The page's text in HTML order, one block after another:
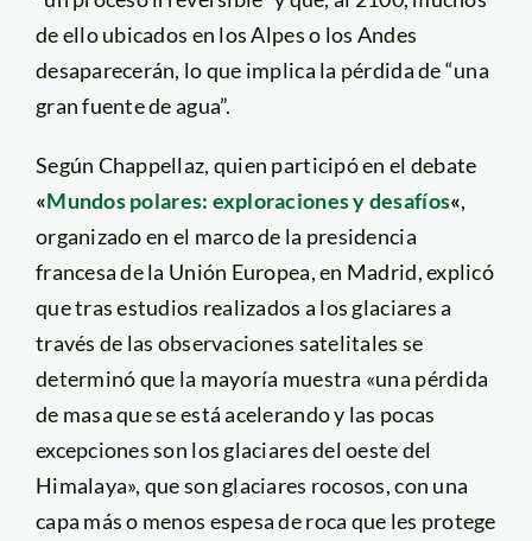
de ello ubicados en los Alpes o los Andes
desaparecerán, lo que implica la pérdida de “una
gran fuente de agua”.
Según Chappellaz, quien participó en el debate
«Mundos polares: exploraciones y desafíos«,
organizado en el marco de la presidencia
francesa de la Unión Europea, en Madrid, explicó
que tras estudios realizados a los glaciares a
través de las observaciones satelitales se
determinó que la mayoría muestra «una pérdida
de masa que se está acelerando y las pocas
excepciones son los glaciares del oeste del
Himalaya», que son glaciares rocosos, con una
capa más o menos espesa de roca que les protege